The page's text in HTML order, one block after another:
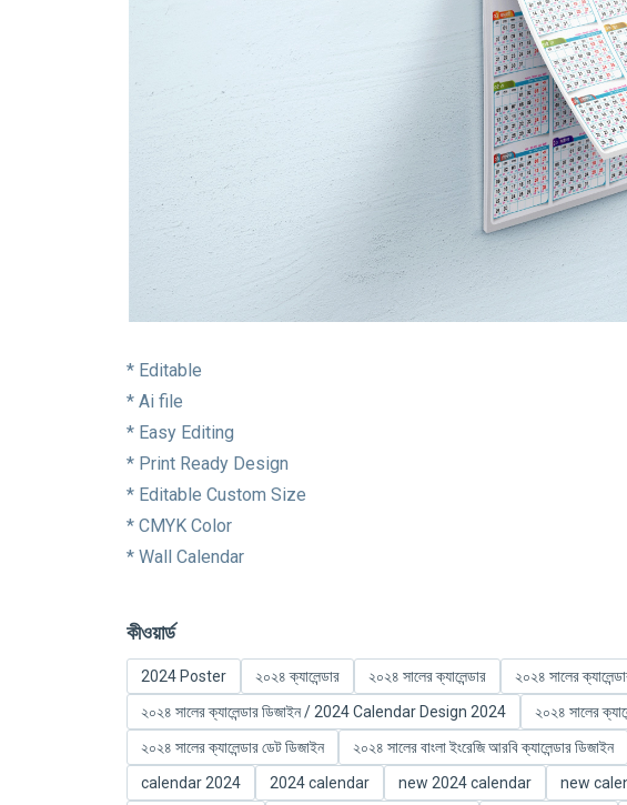
* Editable
* Ai file
* Easy Editing
* Print Ready Design
* Editable Custom Size
* CMYK Color
* Wall Calendar
কীওয়ার্ড
2024 Poster ২০২৪ ক্যালেন্ডার ২০২৪ সালের ক্যালেন্ডার
২০২৪ সালের
২০২৪ সালের ক্যালেন্ডার ডিজাইন / 2024 Calendar Design 2024
২০২৪ সালের
২০২৪ সালের ক্যালেন্ডার ডেট ডিজাইন
২০২৪ সালের বাংলা ইংরেজি আরবি ক্যালেন্ডার ডিজাইন
calendar 2024
2024 calendar new 2024 calendar new